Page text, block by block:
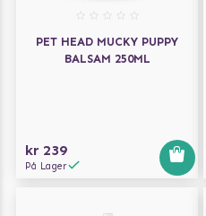
PET HEAD MUCKY PUPPY
BALSAM 250ML
kr 239
På Lager